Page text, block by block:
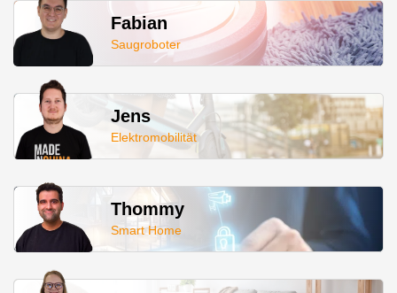
Fabian
Saugroboter
Jens
Elektromobilität
Thommy
Smart Home